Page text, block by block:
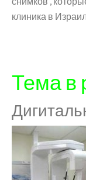
клиника в
Тема в